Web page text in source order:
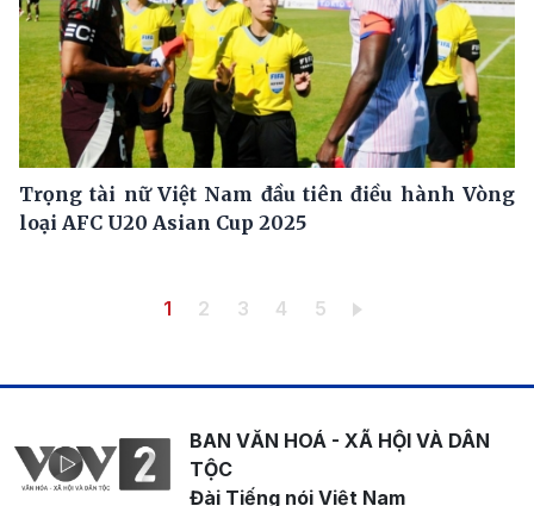
Trọng tài nữ Việt Nam đầu tiên điều hành Vòng
loại AFC U20 Asian Cup 2025
Trang hiện thời
1 Trang
2 Trang
3 Trang
4 Trang
5
BAN VĂN HOÁ - XÃ HỘI VÀ DÂN
TỘC
Đài Tiếng nói Việt Nam